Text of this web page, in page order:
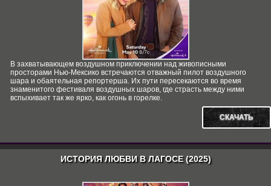
В захватывающем воздушном приключении над живописными
просторами Нью-Мексико встречаются отважный пилот воздушного
шара и обаятельная репортерша. Их пути пересекаются во время
знаменитого фестиваля воздушных шаров, где страсть между ними
вспыхивает так же ярко, как огонь в горелке.
СКАЧАТЬ
ИСТОРИЯ ЛЮБВИ В ЛАГОСЕ (2025)